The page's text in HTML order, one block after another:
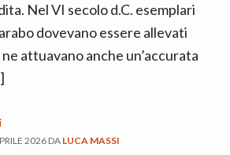
Nel VI secolo d.C. esemplari
dovevano essere allevati
attuavano anche un’accurata
2026 DA LUCA MASSI